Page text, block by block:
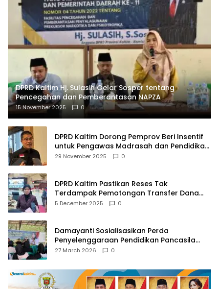
DPRD Kaltim Hj. Sulasih Gelar Sosper tentang
Pencegahan dan Pemberantasan NAPZA
15 November 2025 0
DPRD Kaltim Dorong Pemprov Beri Insentif
untuk Pengawas Madrasah dan Pendidikan
Agama
29 November 2025 0
DPRD Kaltim Pastikan Reses Tak
Terdampak Pemotongan Transfer Dana
Pusat
5 December 2025 0
Damayanti Sosialisasikan Perda
Penyelenggaraan Pendidikan Pancasila
dan Wawasan Kebangsaan
27 March 2026 0